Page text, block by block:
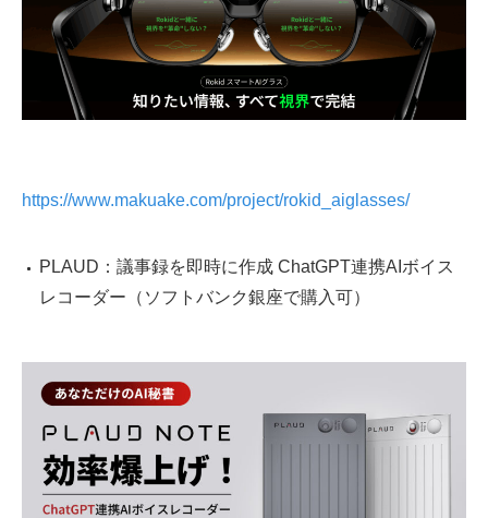
https://www.makuake.com/project/rokid_aiglasses/
PLAUD：議事録を即時に作成 ChatGPT連携AIボイス
レコーダー（ソフトバンク銀座で購入可）